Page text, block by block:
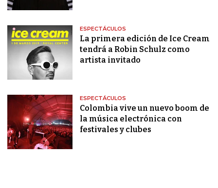
ESPECTÁCULOS
La primera edición de Ice Cream
tendrá a Robin Schulz como
artista invitado
ESPECTÁCULOS
Colombia vive un nuevo boom de
la música electrónica con
festivales y clubes